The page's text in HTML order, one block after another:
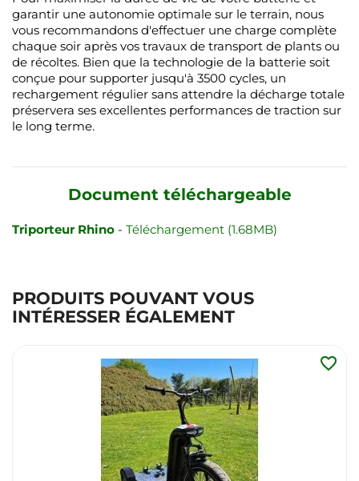
garantir une autonomie optimale sur le terrain, nous
vous recommandons d'effectuer une charge complète
chaque soir après vos travaux de transport de plants ou
de récoltes. Bien que la technologie de la batterie soit
conçue pour supporter jusqu'à 3500 cycles, un
rechargement régulier sans attendre la décharge totale
préservera ses excellentes performances de traction sur
le long terme.
Document téléchargeable
Triporteur Rhino - Téléchargement (1.68MB)
PRODUITS POUVANT VOUS
INTÉRESSER ÉGALEMENT
favorite_border